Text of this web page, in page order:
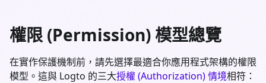
權限 (Permission) 模型總覽
在實作保護機制前，請先選擇最適合你應用程式架構的權限
模型。這與 Logto 的三大授權 (Authorization) 情境相符：